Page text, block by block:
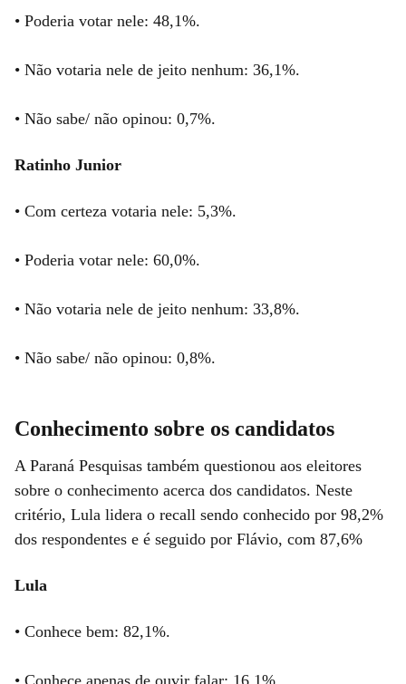
• Poderia votar nele: 48,1%.
• Não votaria nele de jeito nenhum: 36,1%.
• Não sabe/ não opinou: 0,7%.
Ratinho Junior
• Com certeza votaria nele: 5,3%.
• Poderia votar nele: 60,0%.
• Não votaria nele de jeito nenhum: 33,8%.
• Não sabe/ não opinou: 0,8%.
Conhecimento sobre os candidatos
A Paraná Pesquisas também questionou aos eleitores
sobre o conhecimento acerca dos candidatos. Neste
critério, Lula lidera o recall sendo conhecido por 98,2%
dos respondentes e é seguido por Flávio, com 87,6%
Lula
• Conhece bem: 82,1%.
• Conhece apenas de ouvir falar: 16,1%.